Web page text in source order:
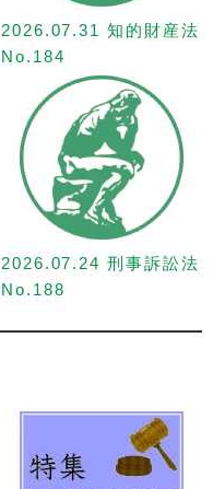
2026.07.31 知的財産法
No.184
2026.07.24 刑事訴訟法
No.188